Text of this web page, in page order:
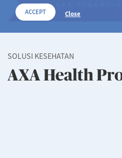
ACCEPT Close
PT AXA
SOLUSI KESEHATAN
AXA Health